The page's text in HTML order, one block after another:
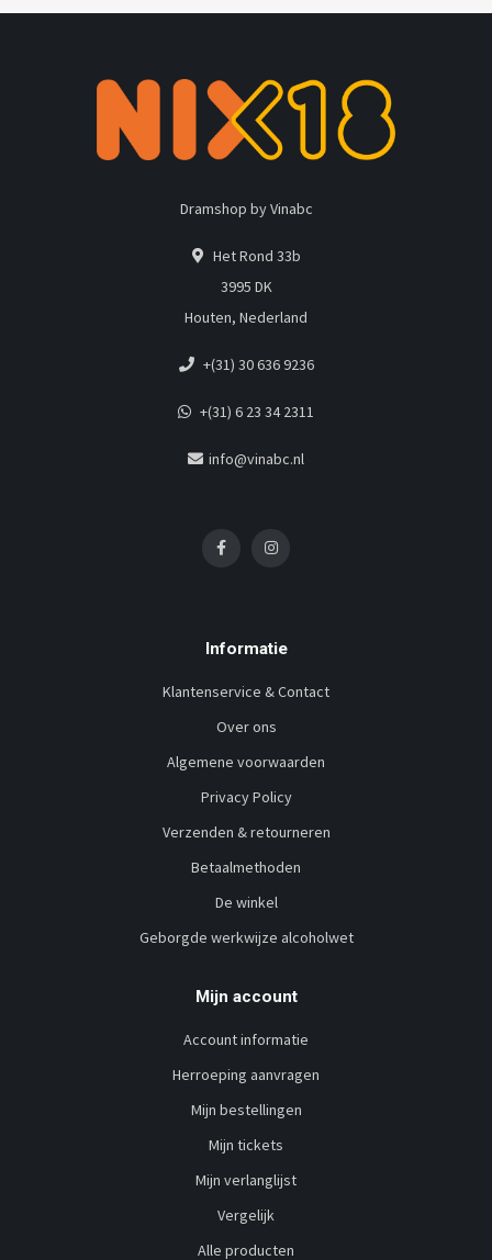
Dramshop by Vinabc
Het Rond 33b
3995 DK
Houten, Nederland
+(31) 30 636 9236
+(31) 6 23 34 2311
info@vinabc.nl
Informatie
Klantenservice & Contact
Over ons
Algemene voorwaarden
Privacy Policy
Verzenden & retourneren
Betaalmethoden
De winkel
Geborgde werkwijze alcoholwet
Mijn account
Account informatie
Herroeping aanvragen
Mijn bestellingen
Mijn tickets
Mijn verlanglijst
Vergelijk
Alle producten